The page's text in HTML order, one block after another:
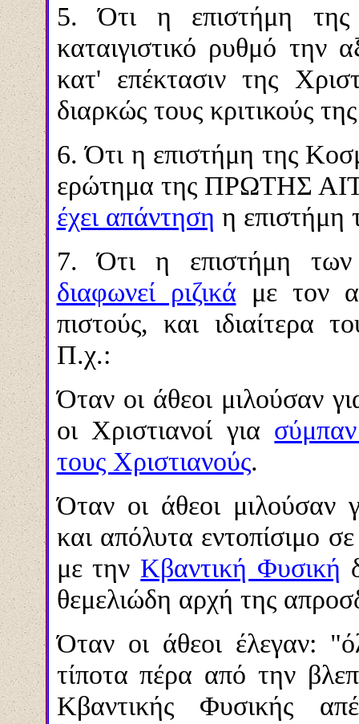
5. Ότι η επιστήμη της
καταιγιστικό ρυθμό την
κατ' επέκτασιν της
διαρκώς τους κριτικούς
6. Ότι η επιστήμη της
ερώτημα της ΠΡΩΤΗΣ
έχει απάντηση η επιστήμη
7. Ότι η επιστήμη των
διαφωνεί ριζικά με τον
πιστούς, και ιδιαίτερα
Π.χ.:
Όταν οι άθεοι μιλούσαν
οι Χριστιανοί για
τους Χριστιανούς.
Όταν οι άθεοι μιλούσαν
και απόλυτα εντοπίσιμο
με την Κβαντική Φυσική
θεμελιώδη αρχή της
Όταν οι άθεοι έλεγαν:
τίποτα πέρα από την
Κβαντικής Φυσικής